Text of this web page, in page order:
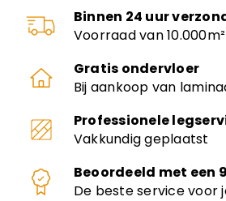
Binnen 24 uur
Voorraad van 10.000m²
Gratis ondervloer
Bij aankoop van
Professionele
Vakkundig geplaatst
Beoordeeld met een
De beste service voor